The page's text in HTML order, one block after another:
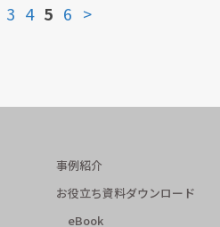
3 4 5 6 >
事例紹介
お役立ち資料ダウンロード
eBook